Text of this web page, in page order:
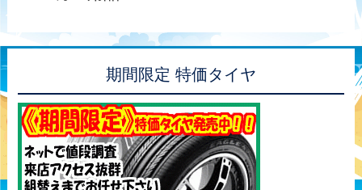
期間限定 特価タイヤ